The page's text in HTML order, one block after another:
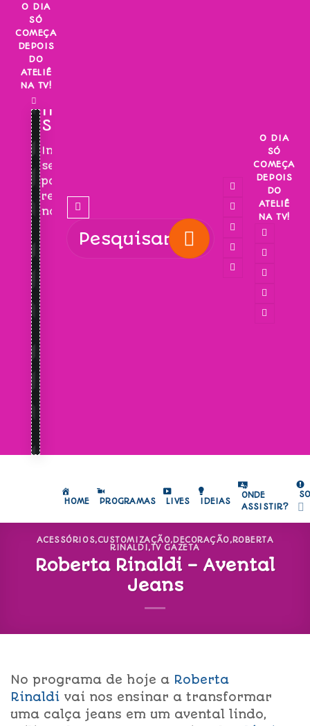
Skip
content
O DIA
SÓ
COMEÇA
DEPOIS
DO
ATELIÊ
NA TV!
INSCREVA-
SE!
Inscreva-
se
para
receber
novidades!
O DIA
SÓ
COMEÇA
DEPOIS
DO
ATELIÊ
NA TV!
HOME PROGRAMAS LIVES IDEIAS
ONDE
ASSISTIR?
ACESSÓRIOS,CUSTOMIZAÇÃO,DECORAÇÃO,ROBERTA
RINALDI ,TV GAZETA
Roberta Rinaldi – Avental
Jeans
No programa de hoje a Roberta
Rinaldi vai nos ensinar a transformar
uma calça jeans em um avental lindo,